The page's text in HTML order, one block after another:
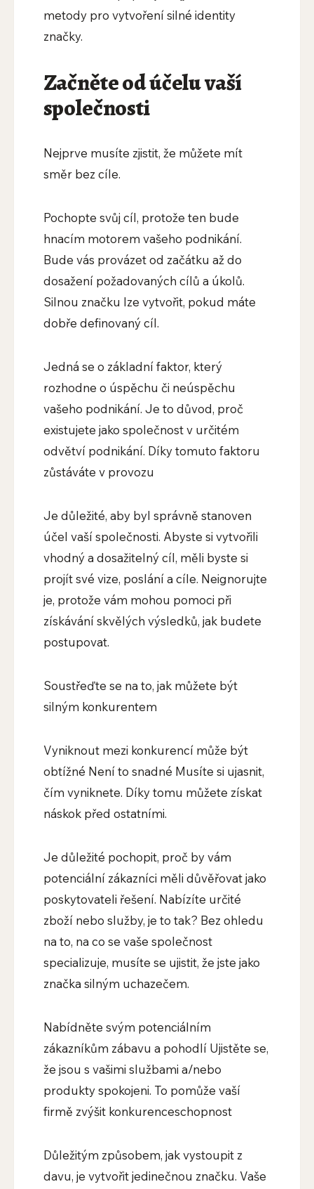
metody pro vytvoření silné identity
značky.
Začněte od účelu vaší
společnosti
Nejprve musíte zjistit, že můžete mít
směr bez cíle.
Pochopte svůj cíl, protože ten bude
hnacím motorem vašeho podnikání.
Bude vás provázet od začátku až do
dosažení požadovaných cílů a úkolů.
Silnou značku lze vytvořit, pokud máte
dobře definovaný cíl.
Jedná se o základní faktor, který
rozhodne o úspěchu či neúspěchu
vašeho podnikání. Je to důvod, proč
existujete jako společnost v určitém
odvětví podnikání. Díky tomuto faktoru
zůstáváte v provozu
Je důležité, aby byl správně stanoven
účel vaší společnosti. Abyste si vytvořili
vhodný a dosažitelný cíl, měli byste si
projít své vize, poslání a cíle. Neignorujte
je, protože vám mohou pomoci při
získávání skvělých výsledků, jak budete
postupovat.
Soustřeďte se na to, jak můžete být
silným konkurentem
Vyniknout mezi konkurencí může být
obtížné Není to snadné Musíte si ujasnit,
čím vyniknete. Díky tomu můžete získat
náskok před ostatními.
Je důležité pochopit, proč by vám
potenciální zákazníci měli důvěřovat jako
poskytovateli řešení. Nabízíte určité
zboží nebo služby, je to tak? Bez ohledu
na to, na co se vaše společnost
specializuje, musíte se ujistit, že jste jako
značka silným uchazečem.
Nabídněte svým potenciálním
zákazníkům zábavu a pohodlí Ujistěte se,
že jsou s vašimi službami a/nebo
produkty spokojeni. To pomůže vaší
firmě zvýšit konkurenceschopnost
Důležitým způsobem, jak vystoupit z
davu, je vytvořit jedinečnou značku. Vaše